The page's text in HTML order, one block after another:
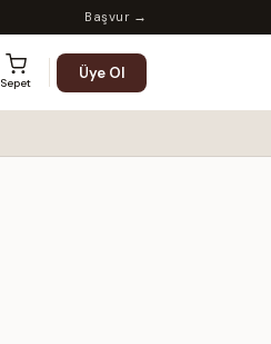
Başvur →
Sepet
Üye Ol